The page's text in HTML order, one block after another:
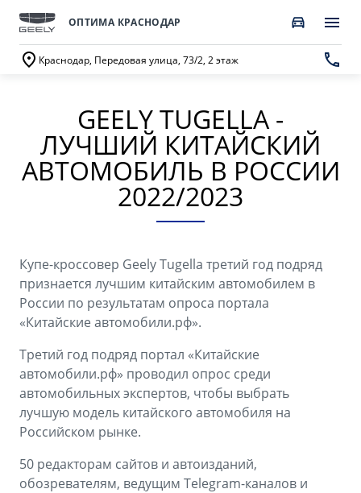
ОПТИМА КРАСНОДАР
Краснодар, Передовая улица, 73/2, 2 этаж
МОДЕЛИ
CITYRAY ATLAS
OKAVANGO
ПОКУПАТЕЛЯМ
ВЫБОР И ПОКУПКА
Автомобили в наличии
Получить персональное предложение
Записаться на тест-драйв
Трейд-ин
Аксессуары
Зарядные устройства
ФИНАНСЫ И УСЛУГИ
Автокредит
ВЛАДЕЛЬЦАМ
СЕРВИС
Запись в сервисный центр
Техническое обслуживание
Калькулятор ТО
Ценности сервиса Geely
Руководство по эксплуатации
Советы по эксплуатации
Спецпредложения
Помощь на дорогах
О КОМПАНИИ
О бренде GEELY
О дилерском центре
Наша команда
Правовая информация
GEELY TUGELLA -
ЛУЧШИЙ КИТАЙСКИЙ
АВТОМОБИЛЬ В РОССИИ
2022/2023
Купе-кроссовер Geely Tugella третий год подряд
признается лучшим китайским автомобилем в
России по результатам опроса портала
«Китайские автомобили.рф».
Третий год подряд портал «Китайские
автомобили.рф» проводил опрос среди
автомобильных экспертов, чтобы выбрать
лучшую модель китайского автомобиля на
Российском рынке.
50 редакторам сайтов и автоизданий,
обозревателям, ведущим Telegram-каналов и